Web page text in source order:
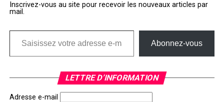
Inscrivez-vous au site pour recevoir les nouveaux articles par
mail.
Saisissez votre adresse e-mail…
Abonnez-vous
LETTRE D’INFORMATION
Adresse e-mail